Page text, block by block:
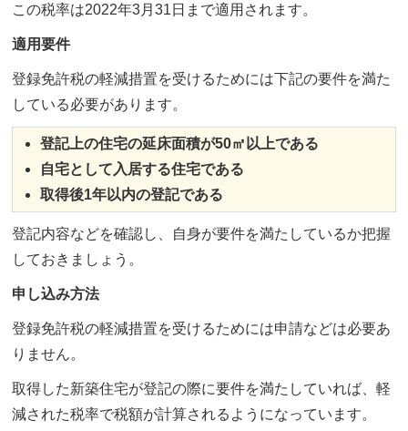
この税率は2022年3月31日まで適用されます。
適用要件
登録免許税の軽減措置を受けるためには下記の要件を満た
している必要があります。
登記上の住宅の延床面積が50㎡以上である
自宅として入居する住宅である
取得後1年以内の登記である
登記内容などを確認し、自身が要件を満たしているか把握
しておきましょう。
申し込み方法
登録免許税の軽減措置を受けるためには申請などは必要あ
りません。
取得した新築住宅が登記の際に要件を満たしていれば、軽
減された税率で税額が計算されるようになっています。